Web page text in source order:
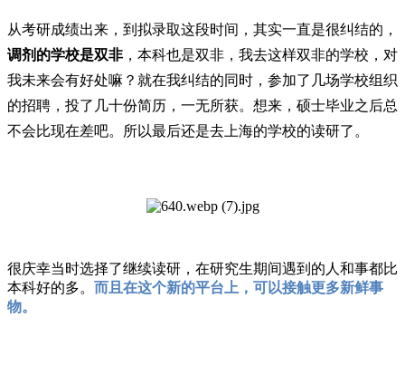
从考研成绩出来，到拟录取这段时间，其实一直是很纠结的，
调剂的学校是双非 ，本科也是双非，我去这样双非的学校，对
我未来会有好处嘛？就在我纠结的同时，参加了几场学校组织
的招聘，投了几十份简历，一无所获。想来，硕士毕业之后总
不会比现在差吧。所以最后还是去上海的学校的读研了。
很庆幸当时选择了继续读研，在研究生期间遇到的人和事都比
本科好的多。 而且在这个新的平台上，可以接触更多新鲜事
物。